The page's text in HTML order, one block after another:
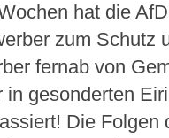
hat die
zum Schutz
fernab von
in gesonderten
Die Folgen